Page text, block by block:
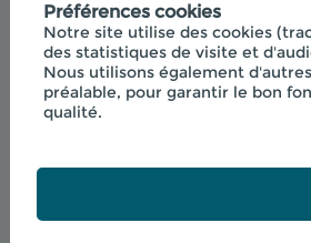
Préférences cookies
Notre site utilise des cookies
des statistiques de visite et
Nous utilisons également
préalable, pour garantir le bon
qualité.